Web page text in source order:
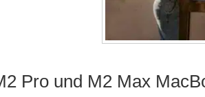
Pro und M2 Max